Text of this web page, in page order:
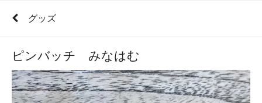
グッズ
ピンバッチ みなはむ